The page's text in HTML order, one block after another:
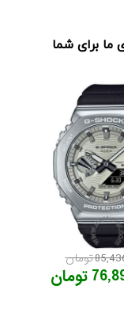
ما برای شما
تومان
تومان